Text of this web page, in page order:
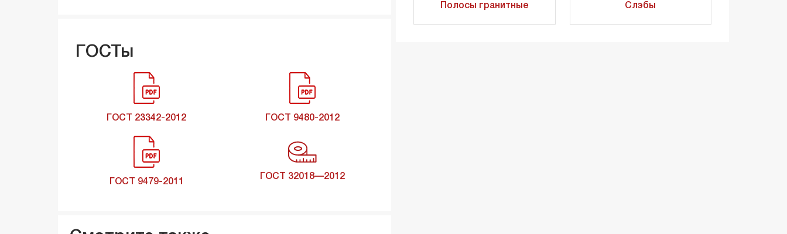
Полосы гранитные Слэбы
ГОСТы
ГОСТ 23342-2012 ГОСТ 9480-2012
ГОСТ 9479-2011
ГОСТ 32018—2012